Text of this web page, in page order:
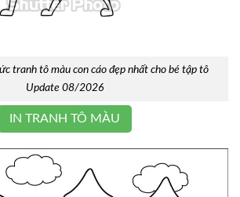
tranh tô màu con cáo đẹp nhất cho bé tập tô
Update 08/2026
IN TRANH TÔ MÀU